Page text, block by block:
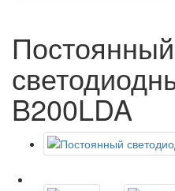
Постоянный
B200LDA